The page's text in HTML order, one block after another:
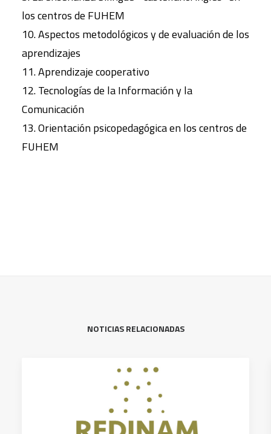
los centros de FUHEM
10. Aspectos metodológicos y de evaluación de los
aprendizajes
11. Aprendizaje cooperativo
12. Tecnologías de la Información y la
Comunicación
13. Orientación psicopedagógica en los centros de
FUHEM
NOTICIAS RELACIONADAS